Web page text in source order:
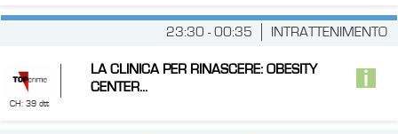
INTRATTENIMENTO
23:30 - 00:35
CH: 39 dtt
LA CLINICA PER RINASCERE: OBESITY
CENTER...